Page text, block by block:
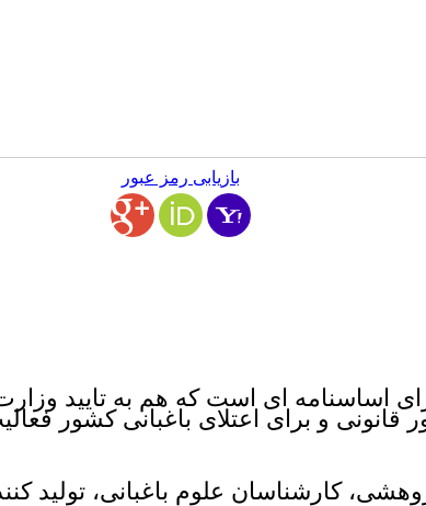
بازیابی رمز عبور
اساسنامه ای است که هم به تایید
و برای اعتلای باغبانی کشور
کارشناسان علوم باغبانی، تولید